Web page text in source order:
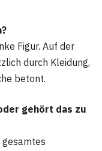
Figur. Auf der
durch Kleidung,
betont.
gehört das zu